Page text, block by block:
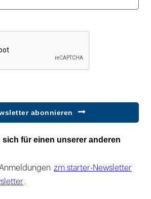
abonnieren
sich für einen unserer anderen
zm starter-Newsletter
.